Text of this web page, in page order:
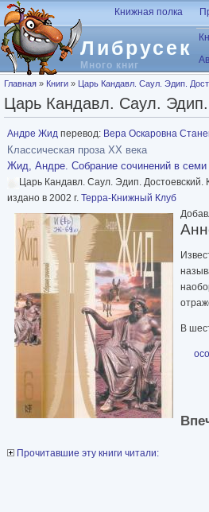
Перейти к основному содержанию
Либрусек
Много книг
Книжная полка
Вы здесь
Главная » Книги » Царь Кандавл. Саул. Эдип.
Царь Кандавл. Саул.
Андре Жид перевод: Вера Оскаровна
Классическая проза ХX века
Жид, Андре. Собрание сочинений в семи
Царь Кандавл. Саул. Эдип. Достоевский.
издано в 2002 г. Терра-Книжный Клуб
В
Прочитавшие эту книги читали: